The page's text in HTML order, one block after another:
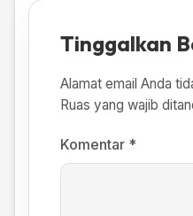
Tinggalkan
Alamat email Anda
Ruas yang wajib
Komentar *